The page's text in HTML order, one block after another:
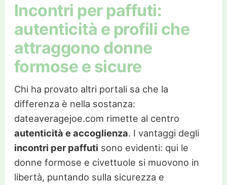
Incontri per paffuti:
autenticità e profili che
attraggono donne
formose e sicure
Chi ha provato altri portali sa che la
differenza è nella sostanza:
dateaveragejoe.com rimette al centro
autenticità e accoglienza. I vantaggi degli
incontri per paffuti sono evidenti: qui le
donne formose e civettuole si muovono in
libertà, puntando sulla sicurezza e